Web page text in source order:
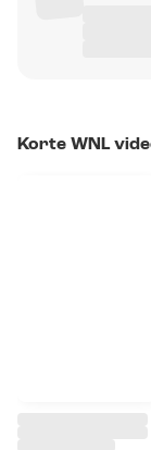
Korte WNL